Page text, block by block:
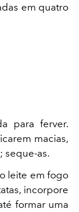
em quatro
para ferver.
macias,
seque-as.
leite em fogo
incorpore
formar uma